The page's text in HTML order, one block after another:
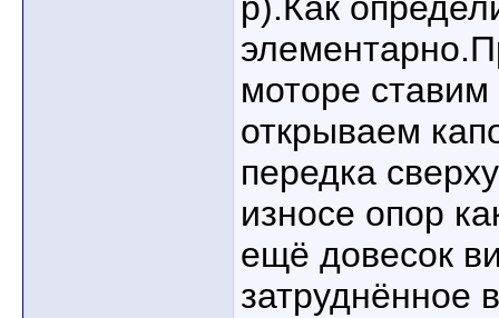
моторе
открываем
передка
износе опор
ещё довесок
затруднённое